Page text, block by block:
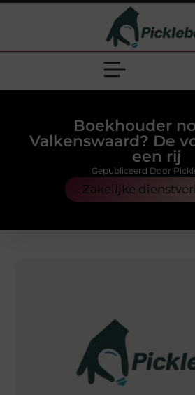
Boekhouder
Valkenswaard? De
een rij
Zakelijke
Gepubliceerd Door